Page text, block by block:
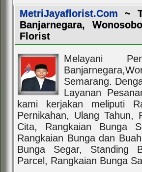
MetriJayaflorist.Com ~
Banjarnegara,
Florist
Melayani
Semarang.
Layanan
kami kerjakan meliputi
Pernikahan, Ulang Tahun,
Cita, Rangkaian Bunga
Rangkaian Bunga dan
Bunga Segar, Standing
Parcel, Rangkaian Bunga